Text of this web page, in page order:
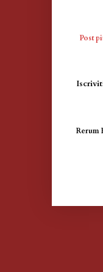
Post
Rerum